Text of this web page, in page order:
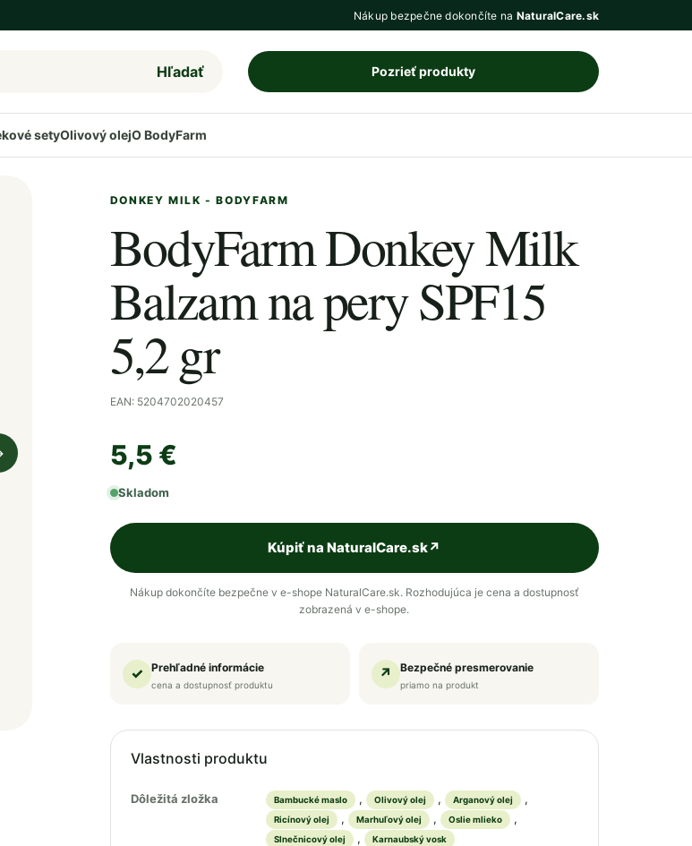
Nákup bezpečne dokončíte na NaturalCare.sk
Hľadať Pozrieť produkty
setyOlivový olejO BodyFarm
obrázok
DONKEY MILK - BODYFARM
BodyFarm Donkey Milk
Balzam na pery SPF15
5,2 gr
EAN: 5204702020457
5,5 €
Skladom
Kúpiť na NaturalCare.sk↗
Nákup dokončíte bezpečne v e-shope NaturalCare.sk. Rozhodujúca je cena a dostupnosť
zobrazená v e-shope.
✓ Prehľadné informácie
cena a dostupnosť produktu
↗ Bezpečné presmerovanie
priamo na produkt
Vlastnosti produktu
Dôležitá zložka Bambucké maslo , Olivový olej , Arganový olej ,
Ricínový olej , Marhuľový olej , Oslie mlieko ,
Slnečnicový olej , Karnaubský vosk